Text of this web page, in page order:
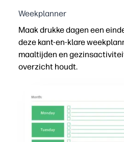
Weekplanner
Maak drukke dagen een
deze kant-en-klare
maaltijden en
overzicht houdt.
Geen voorbereiding:
Kindvriendelijke indeling
Flexibel voor gezinnen
Geschikt voor koelkast